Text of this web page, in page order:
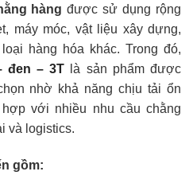
hàng được sử dụng rộng
máy móc, vật liệu xây dựng,
hàng hóa khác. Trong đó,
đen – 3T là sản phẩm được
nhờ khả năng chịu tải ổn
với nhiều nhu cầu chằng
và logistics.
gồm: